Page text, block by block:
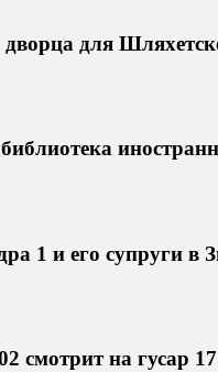
для
1 и его супруги в
смотрит на гусар